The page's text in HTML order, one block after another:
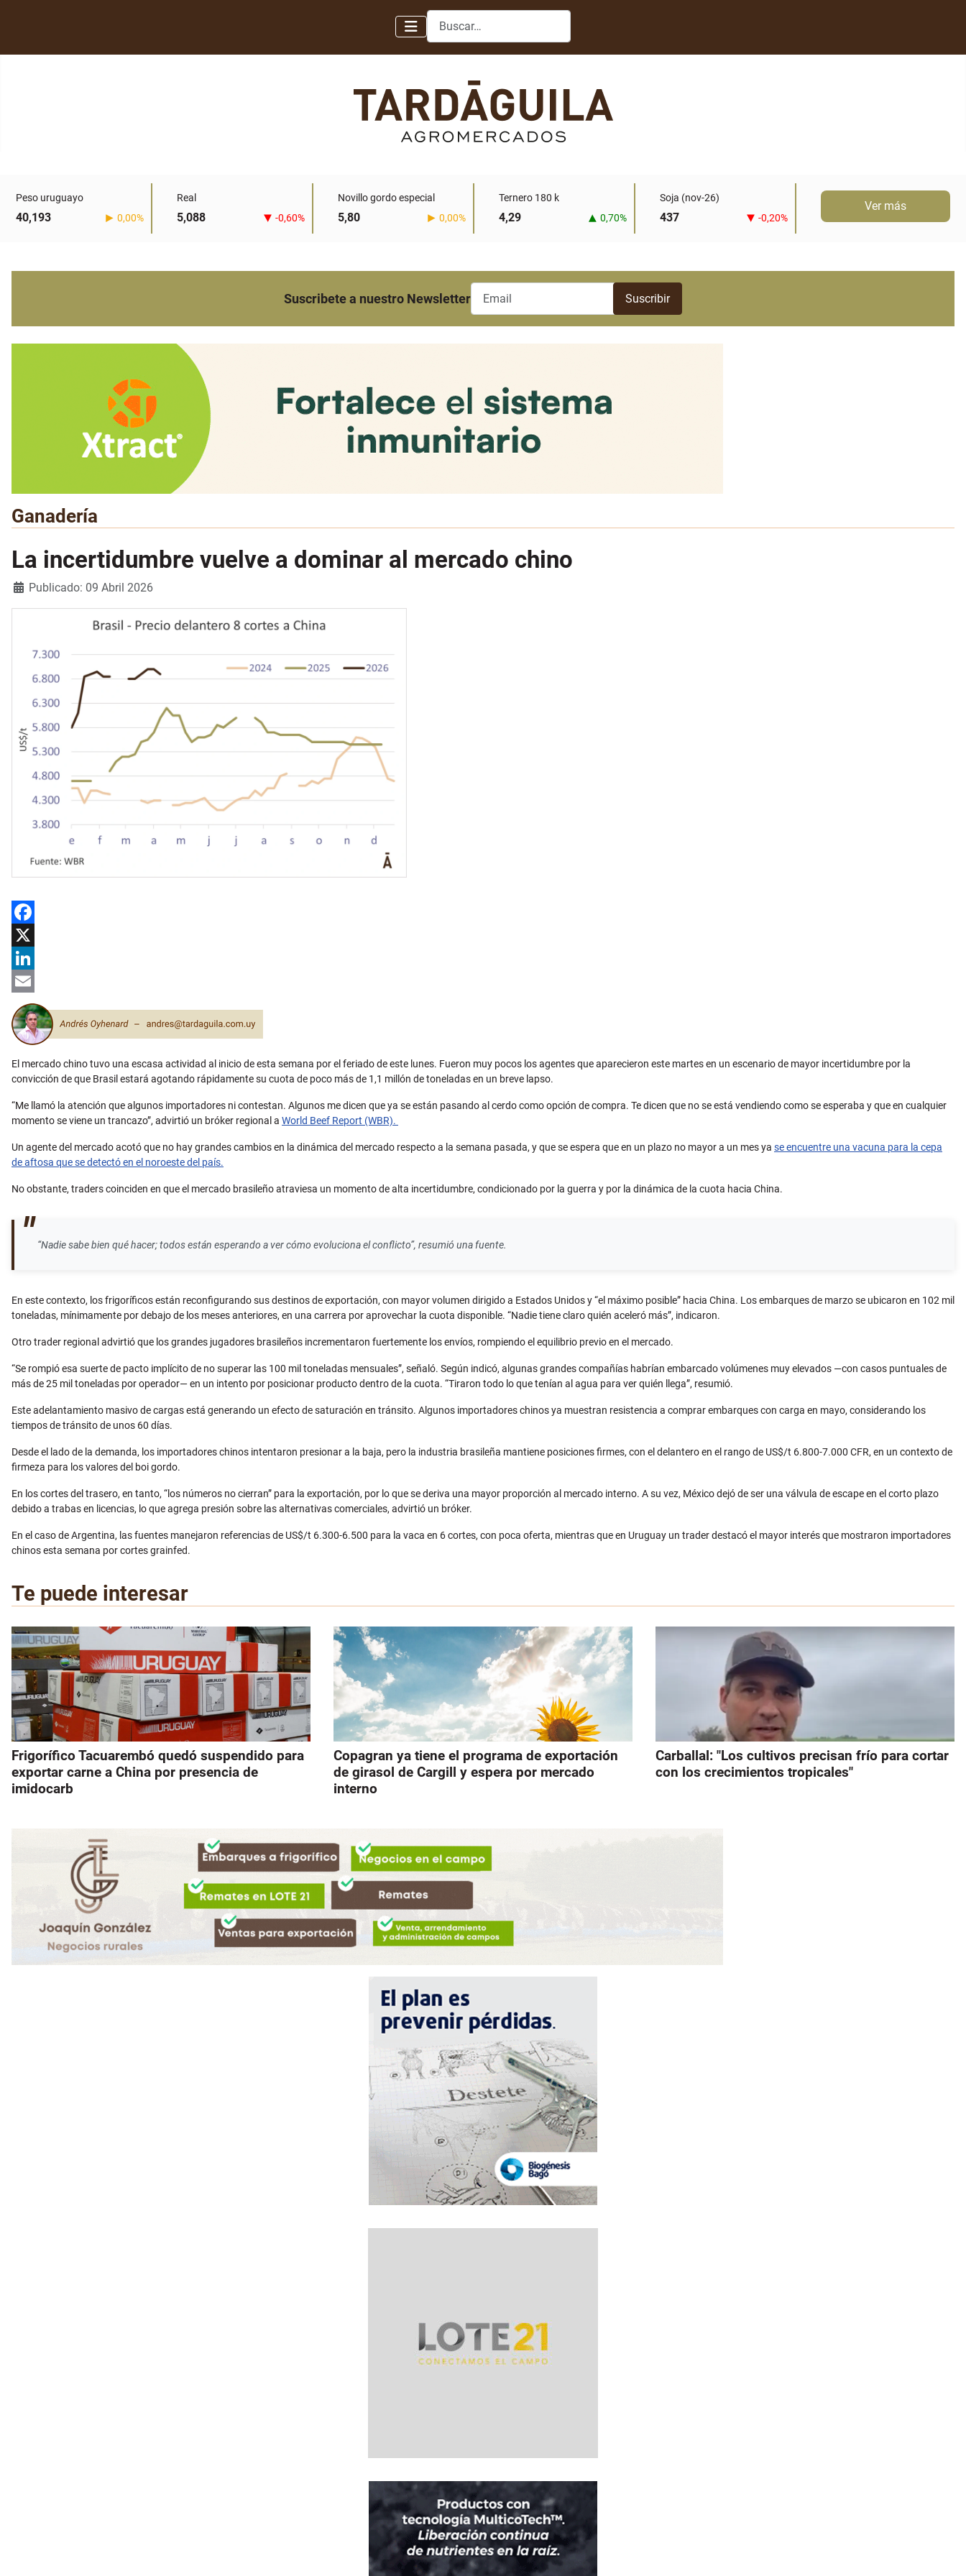
Buscar
Peso uruguayo
40,193 0,00%
Real
5,088 -0,60%
Novillo gordo especial
5,80 0,00%
Ternero 180 k
4,29 0,70%
Soja (nov-26)
437 -0,20%
Ver más
Suscribete a nuestro Newsletter
Ganadería
La incertidumbre vuelve a dominar al mercado chino
Detalles
Publicado: 09 Abril 2026
Facebook
X
LinkedIn
Email
El mercado chino tuvo una escasa actividad al inicio de esta semana por el feriado de este lunes. Fueron muy pocos los agentes que aparecieron este martes en un escenario de mayor incertidumbre por la
convicción de que Brasil estará agotando rápidamente su cuota de poco más de 1,1 millón de toneladas en un breve lapso.
“Me llamó la atención que algunos importadores ni contestan. Algunos me dicen que ya se están pasando al cerdo como opción de compra. Te dicen que no se está vendiendo como se esperaba y que en cualquier
momento se viene un trancazo”, advirtió un bróker regional a World Beef Report (WBR).
Un agente del mercado acotó que no hay grandes cambios en la dinámica del mercado respecto a la semana pasada, y que se espera que en un plazo no mayor a un mes ya se encuentre una vacuna para la cepa
de aftosa que se detectó en el noroeste del país.
No obstante, traders coinciden en que el mercado brasileño atraviesa un momento de alta incertidumbre, condicionado por la guerra y por la dinámica de la cuota hacia China.
“Nadie sabe bien qué hacer; todos están esperando a ver cómo evoluciona el conflicto”, resumió una fuente.
En este contexto, los frigoríficos están reconfigurando sus destinos de exportación, con mayor volumen dirigido a Estados Unidos y “el máximo posible” hacia China. Los embarques de marzo se ubicaron en 102 mil
toneladas, mínimamente por debajo de los meses anteriores, en una carrera por aprovechar la cuota disponible. “Nadie tiene claro quién aceleró más”, indicaron.
Otro trader regional advirtió que los grandes jugadores brasileños incrementaron fuertemente los envíos, rompiendo el equilibrio previo en el mercado.
“Se rompió esa suerte de pacto implícito de no superar las 100 mil toneladas mensuales”, señaló. Según indicó, algunas grandes compañías habrían embarcado volúmenes muy elevados —con casos puntuales de
más de 25 mil toneladas por operador— en un intento por posicionar producto dentro de la cuota. “Tiraron todo lo que tenían al agua para ver quién llega”, resumió.
Este adelantamiento masivo de cargas está generando un efecto de saturación en tránsito. Algunos importadores chinos ya muestran resistencia a comprar embarques con carga en mayo, considerando los
tiempos de tránsito de unos 60 días.
Desde el lado de la demanda, los importadores chinos intentaron presionar a la baja, pero la industria brasileña mantiene posiciones firmes, con el delantero en el rango de US$/t 6.800-7.000 CFR, en un contexto de
firmeza para los valores del boi gordo.
En los cortes del trasero, en tanto, “los números no cierran” para la exportación, por lo que se deriva una mayor proporción al mercado interno. A su vez, México dejó de ser una válvula de escape en el corto plazo
debido a trabas en licencias, lo que agrega presión sobre las alternativas comerciales, advirtió un bróker.
En el caso de Argentina, las fuentes manejaron referencias de US$/t 6.300-6.500 para la vaca en 6 cortes, con poca oferta, mientras que en Uruguay un trader destacó el mayor interés que mostraron importadores
chinos esta semana por cortes grainfed.
Te puede interesar
Frigorífico Tacuarembó quedó suspendido para
exportar carne a China por presencia de
imidocarb
Copagran ya tiene el programa de exportación
de girasol de Cargill y espera por mercado
interno
Carballal: "Los cultivos precisan frío para cortar
con los crecimientos tropicales"